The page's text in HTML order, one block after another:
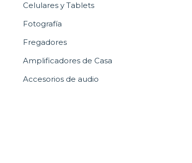
Celulares y Tablets
Fotografía
Fregadores
Amplificadores de Casa
Accesorios de audio